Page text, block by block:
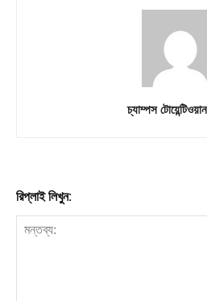
চ্যাম্পস
রিপ্লাই লিখুন: